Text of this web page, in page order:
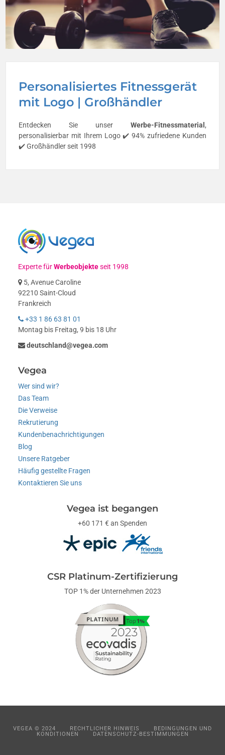
Personalisiertes Fitnessgerät
mit Logo | Großhändler
Entdecken Sie unser Werbe-Fitnessmaterial ,
personalisierbar mit Ihrem Logo ✔️ 94% zufriedene Kunden
✔️ Großhändler seit 1998
Experte fürWerbeobjekteseit 1998
5, Avenue Caroline
92210 Saint-Cloud
Frankreich
+33 1 86 63 81 01
Montag bis Freitag, 9 bis 18 Uhr
deutschland@vegea.com
Vegea
Wer sind wir?
Das Team
Die Verweise
Rekrutierung
Kundenbenachrichtigungen
Blog
Unsere Ratgeber
Häufig gestellte Fragen
Kontaktieren Sie uns
Vegea ist begangen
+60 171 € an Spenden
CSR Platinum-Zertifizierung
TOP 1% der Unternehmen 2023
VEGEA © 2024 RECHTLICHER HINWEIS
BEDINGUNGEN UND
KONDITIONEN
DATENSCHUTZ-BESTIMMUNGEN